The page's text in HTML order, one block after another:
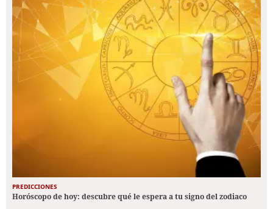
PREDICCIONES
Horóscopo de hoy: descubre qué le espera a tu signo del zodiaco